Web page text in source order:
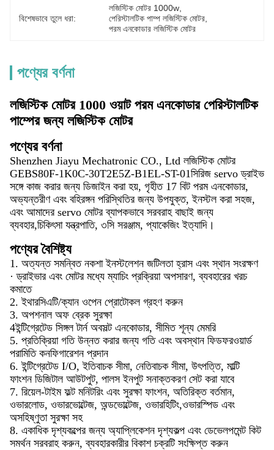
বিশেষভাবে তুলে ধরা:
লজিস্টিক মোটর 1000w
পেরিস্টালটিক পাম্প লজিস্টিক মোটর
পরম এনকোডার লজিস্টিক মোটর
পণ্যের বর্ণনা
লজিস্টিক মোটর 1000 ওয়াট পরম এনকোডার পেরিস্টালটিক
পাম্পের জন্য লজিস্টিক মোটর
পণ্যের বর্ণনা
Shenzhen Jiayu Mechatronic CO., Ltd লজিস্টিক মোটর
GEBS80F-1K0C-30T2E5Z-B1EL-ST-01সিরিজ servo ড্রাইভ
সঙ্গে কাজ করার জন্য ডিজাইন করা হয়, গৃহীত 17 বিট পরম এনকোডার,
অভ্যন্তরীণ এবং বহিরঙ্গন পরিস্থিতির জন্য উপযুক্ত, ইনস্টল করা সহজ,
এবং আমাদের servo মোটর ব্যাপকভাবে সরবরাহ বাছাই জন্য
ব্যবহার,চিকিৎসা যন্ত্রপাতি, ৩সি সরঞ্জাম, প্যাকেজিং ইত্যাদি।
পণ্যের বৈশিষ্ট্য
1. অত্যন্ত সমন্বিত নকশা ইনস্টলেশন জটিলতা হ্রাস এবং স্থান সংরক্ষণ
· ড্রাইভার এবং মোটর মধ্যে ম্যাচিং প্রক্রিয়া অপসারণ, ব্যবহারের খরচ
কমাতে
2. ইথারসিএটি/ক্যান ওপেন প্রোটোকল গ্রহণ করুন
3. অপশনাল অফ ব্রেক সুরক্ষা
4ইন্টিগ্রেটেড সিঙ্গল টার্ন অবসল্ট এনকোডার, সীমিত শূন্য মেমরি
5. প্রতিক্রিয়া গতি উন্নত করার জন্য গতি এবং অবস্থান ফিডফরওয়ার্ড
পরামিতি কনফিগারেশন প্রদান
6. ইন্টিগ্রেটেড I/O, ইতিবাচক সীমা, নেতিবাচক সীমা, উৎপত্তি, মাল্টি
ফাংশন ডিজিটাল আউটপুট, পালস ইনপুট সনাক্তকরণ সেট করা যাবে
7. রিয়েল-টাইম ফল্ট মনিটরিং এবং সুরক্ষা ফাংশন, অতিরিক্ত বর্তমান,
ওভারলোড, ওভারভোল্টেজ, অন্ডভোল্টেজ, ওভারহিটিং,ওভারস্পিড এবং
অসহিষ্ণুতা সুরক্ষা সহ
8. একাধিক দৃশ্যকল্পের জন্য অ্যাপ্লিকেশন দৃশ্যকল্প এবং ডেভেলপমেন্ট কিট
সমর্থন সরবরাহ করুন, ব্যবহারকারীর বিকাশ চক্রটি সংক্ষিপ্ত করুন